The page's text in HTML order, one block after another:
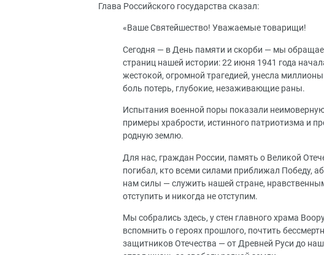
Глава Российского государства сказал:
«Ваше Святейшество! Уважаемые товарищи!
Сегодня — в День памяти и скорби — мы
страниц нашей истории: 22 июня 1941 года
жестокой, огромной трагедией, унесла
боль потерь, глубокие, незаживающие раны.
Испытания военной поры показали
примеры храбрости, истинного патриотизма и
родную землю.
Для нас, граждан России, память о Великой
погибал, кто всеми силами приближал Победу,
нам силы — служить нашей стране,
отступить и никогда не отступим.
Мы собрались здесь, у стен главного храма
вспомнить о героях прошлого, почтить
защитников Отечества — от Древней Руси до